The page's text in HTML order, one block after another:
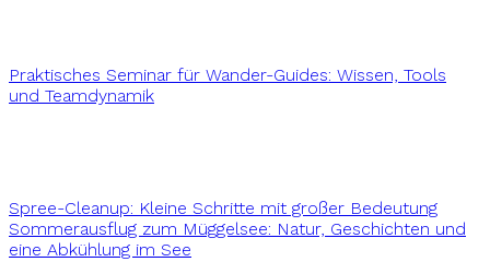
Praktisches Seminar für Wander-Guides: Wissen, Tools
und Teamdynamik
Spree-Cleanup: Kleine Schritte mit großer Bedeutung
Sommerausflug zum Müggelsee: Natur, Geschichten und
eine Abkühlung im See